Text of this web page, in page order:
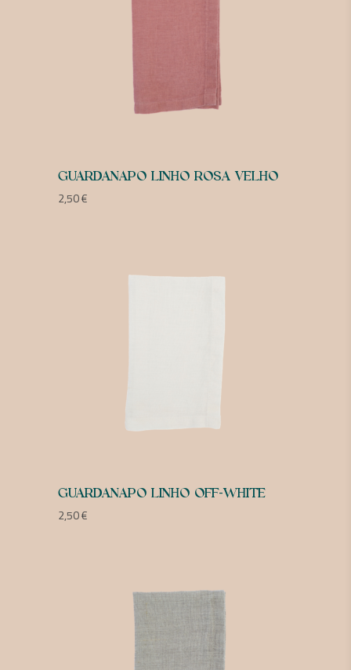
GUARDANAPO LINHO ROSA VELHO
2,50€
GUARDANAPO LINHO OFF-WHITE
2,50€